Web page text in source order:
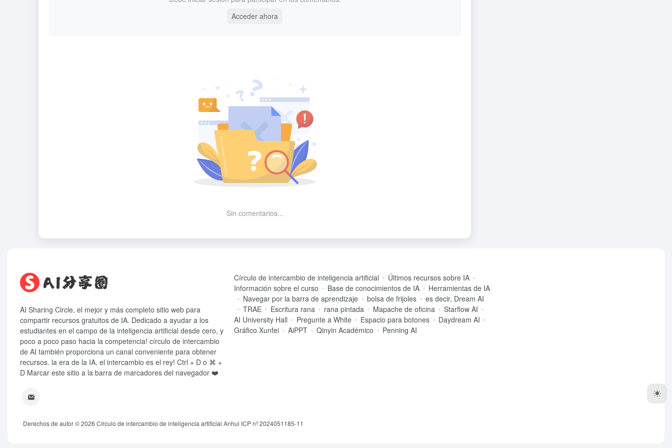
Acceder ahora
Sin comentarios...
AI Sharing Circle, el mejor y más completo sitio web para
compartir recursos gratuitos de IA. Dedicado a ayudar a los
estudiantes en el campo de la inteligencia artificial desde cero, y
poco a poco paso hacia la competencia! círculo de intercambio
de AI también proporciona un canal conveniente para obtener
recursos. la era de la IA, el intercambio es el rey! Ctrl + D o ⌘ +
D Marcar este sitio a la barra de marcadores del navegador ❤️
Círculo de intercambio de inteligencia artificial
Últimos recursos sobre IA
Información sobre el curso
Base de conocimientos de IA
Herramientas de IA
Navegar por la barra de aprendizaje
bolsa de frijoles
es decir, Dream AI
TRAE
Escritura rana rana pintada Mapache de oficina
Starflow AI
AI University Hall
Pregunte a White Espacio para botones
Daydream AI
Gráfico Xunfei
AiPPT Qinyin Académico Penning AI
Derechos de autor © 2026 Círculo de intercambio de inteligencia artificial Anhui ICP nº 2024051185-11